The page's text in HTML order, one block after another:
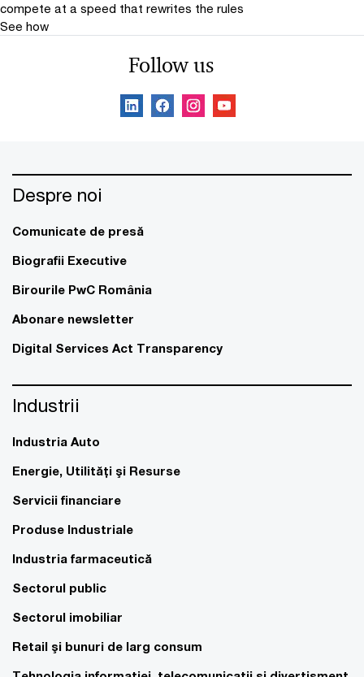
compete at a speed that rewrites the rules
See how
Follow us
Despre noi
Comunicate de presă
Biografii Executive
Birourile PwC România
Abonare newsletter
Digital Services Act Transparency
Industrii
Industria Auto
Energie, Utilităţi şi Resurse
Servicii financiare
Produse Industriale
Industria farmaceutică
Sectorul public
Sectorul imobiliar
Retail şi bunuri de larg consum